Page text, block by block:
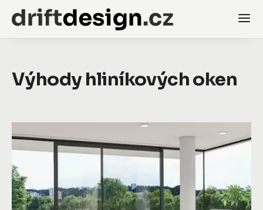
Výhody hliníkových oken